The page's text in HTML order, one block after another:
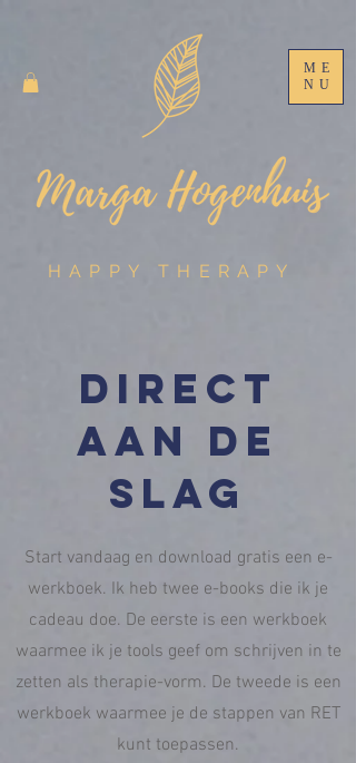
ME
NU
HAPPY THERAPY
Direct
aan de
slag
Start vandaag en download gratis een e-
werkboek. Ik heb twee e-books die ik je
cadeau doe. De eerste is een werkboek
waarmee ik je tools geef om schrijven in te
zetten als therapie-vorm. De tweede is een
werkboek waarmee je de stappen van RET
kunt toepassen.